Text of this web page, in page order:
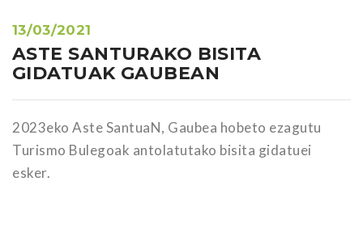
13/03/2021
ASTE SANTURAKO BISITA
GIDATUAK GAUBEAN
2023eko Aste SantuaN, Gaubea hobeto ezagutu
Turismo Bulegoak antolatutako bisita gidatuei
esker.